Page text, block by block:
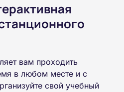
вам проходить
в любом месте и с
свой учебный